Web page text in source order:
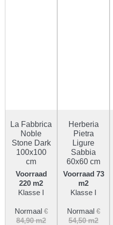
La Fabbrica
Noble
Stone Dark
100x100
cm
Voorraad
220 m2
Klasse I
Normaal€
84,90 m2
Herberia
Pietra
Ligure
Sabbia
60x60 cm
Voorraad 73
m2
Klasse I
Normaal€
54,50 m2